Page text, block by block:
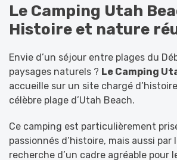
Le Camping Utah
Histoire et nature
Envie d’un séjour entre plages du
paysages naturels ? Le Camping
accueille sur un site chargé
célèbre plage d’Utah Beach.
Ce camping est particulièrement
passionnés d’histoire, mais aussi par
recherche d’un cadre agréable pour